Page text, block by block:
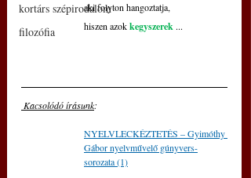
kortárs szépirodalom
filozófia
aki folyton hangoztatja,
hiszen azok kegyszerek ...
Kacsolódó írásunk:
NYELVLECKÉZTETÉS – Gyimóthy
Gábor nyelvművelő gúnyvers-
sorozata (1)